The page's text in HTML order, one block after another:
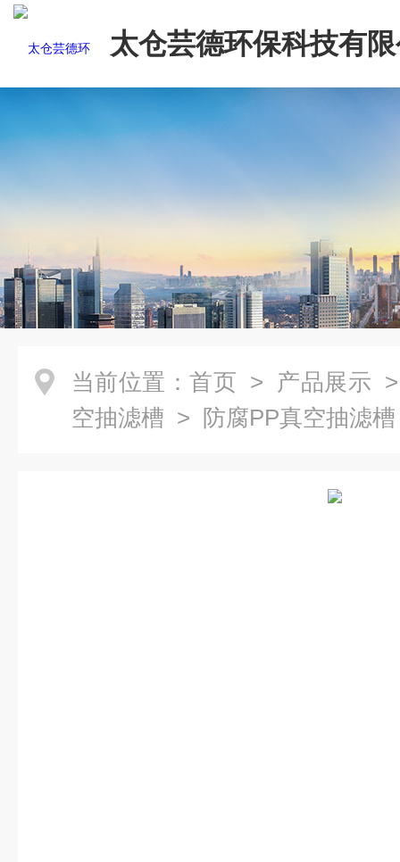
太仓芸德环保科技有
当前位置： 首页 > 产品展示
空抽滤槽 > 防腐PP真空抽滤槽